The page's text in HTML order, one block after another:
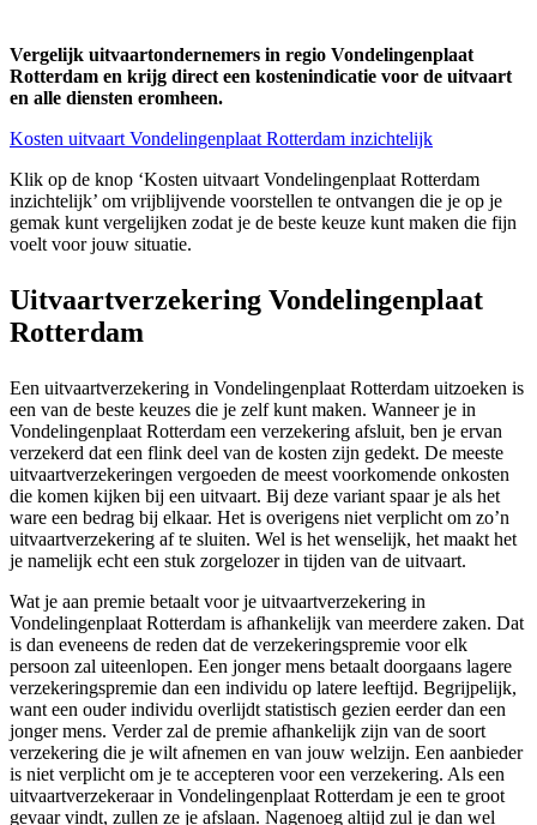
Vergelijk uitvaartondernemers in regio Vondelingenplaat
Rotterdam en krijg direct een kostenindicatie voor de uitvaart
en alle diensten eromheen.
Kosten uitvaart Vondelingenplaat Rotterdam inzichtelijk
Klik op de knop ‘Kosten uitvaart Vondelingenplaat Rotterdam
inzichtelijk’ om vrijblijvende voorstellen te ontvangen die je op je
gemak kunt vergelijken zodat je de beste keuze kunt maken die fijn
voelt voor jouw situatie.
Uitvaartverzekering Vondelingenplaat
Rotterdam
Een uitvaartverzekering in Vondelingenplaat Rotterdam uitzoeken is
een van de beste keuzes die je zelf kunt maken. Wanneer je in
Vondelingenplaat Rotterdam een verzekering afsluit, ben je ervan
verzekerd dat een flink deel van de kosten zijn gedekt. De meeste
uitvaartverzekeringen vergoeden de meest voorkomende onkosten
die komen kijken bij een uitvaart. Bij deze variant spaar je als het
ware een bedrag bij elkaar. Het is overigens niet verplicht om zo’n
uitvaartverzekering af te sluiten. Wel is het wenselijk, het maakt het
je namelijk echt een stuk zorgelozer in tijden van de uitvaart.
Wat je aan premie betaalt voor je uitvaartverzekering in
Vondelingenplaat Rotterdam is afhankelijk van meerdere zaken. Dat
is dan eveneens de reden dat de verzekeringspremie voor elk
persoon zal uiteenlopen. Een jonger mens betaalt doorgaans lagere
verzekeringspremie dan een individu op latere leeftijd. Begrijpelijk,
want een ouder individu overlijdt statistisch gezien eerder dan een
jonger mens. Verder zal de premie afhankelijk zijn van de soort
verzekering die je wilt afnemen en van jouw welzijn. Een aanbieder
is niet verplicht om je te accepteren voor een verzekering. Als een
uitvaartverzekeraar in Vondelingenplaat Rotterdam je een te groot
gevaar vindt, zullen ze je afslaan. Nagenoeg altijd zul je dan wel